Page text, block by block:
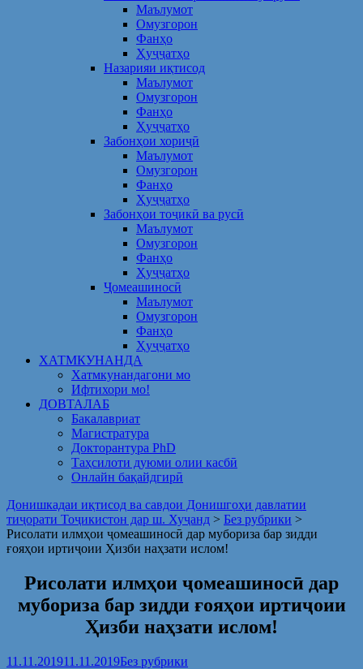
Маълумот
Омузгорон
Фанҳо
Ҳуҷҷатҳо
Назарияи иқтисод
Маълумот
Омузгорон
Фанҳо
Ҳуҷҷатҳо
Забонҳои хориҷӣ
Маълумот
Омузгорон
Фанҳо
Ҳуҷҷатҳо
Забонҳои тоҷикӣ ва русӣ
Маълумот
Омузгорон
Фанҳо
Ҳуҷҷатҳо
Ҷомеашиносӣ
Маълумот
Омузгорон
Фанҳо
Ҳуҷҷатҳо
ХАТМКУНАНДА
Хатмкунандагони мо
Ифтихори мо!
ДОВТАЛАБ
Бакалавриат
Магистратура
Докторантура PhD
Таҳсилоти дуюми олии касбӣ
Онлайн бақайдгирӣ
Донишкадаи иқтисод ва савдои Донишгоҳи давлатии
тиҷорати Тоҷикистон дар ш. Хуҷанд > Без рубрики >
Рисолати илмҳои ҷомеашиносӣ дар мубориза бар зидди
ғояҳои иртиҷоии Ҳизби наҳзати ислом!
Рисолати илмҳои ҷомеашиносӣ дар
мубориза бар зидди ғояҳои иртиҷоии
Ҳизби наҳзати ислом!
11.11.201911.11.2019Без рубрики